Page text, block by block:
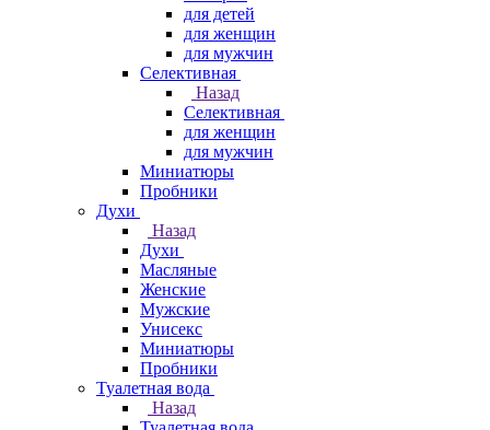
для детей
для женщин
для мужчин
Селективная
Назад
Селективная
для женщин
для мужчин
Миниатюры
Пробники
Духи
Назад
Духи
Масляные
Женские
Мужские
Унисекс
Миниатюры
Пробники
Туалетная вода
Назад